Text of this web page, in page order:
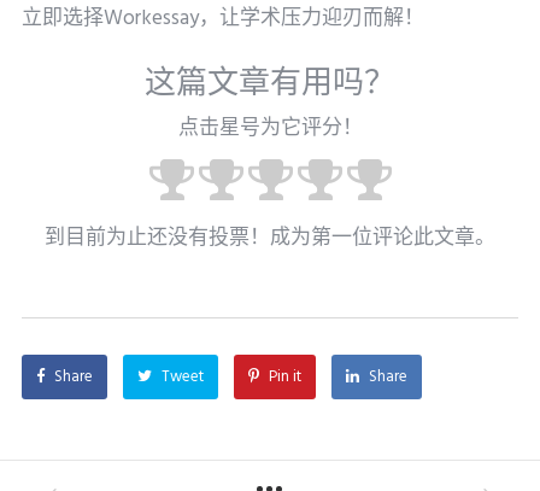
立即选择Workessay，让学术压力迎刃而解！
这篇文章有用吗？
点击星号为它评分！
到目前为止还没有投票！成为第一位评论此文章。
Share Tweet Pin it Share